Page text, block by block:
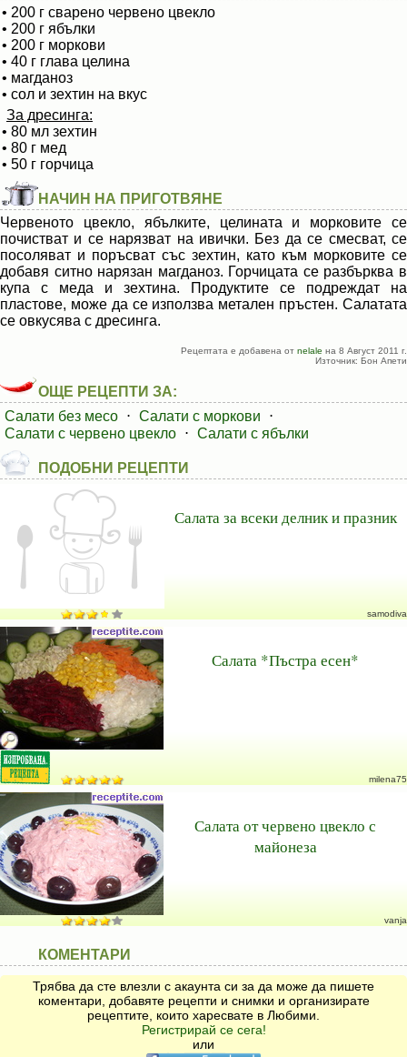
• 200 г сварено червено цвекло
• 200 г ябълки
• 200 г моркови
• 40 г глава целина
• магданоз
• сол и зехтин на вкус
За дресинга:
• 80 мл зехтин
• 80 г мед
• 50 г горчица
НАЧИН НА ПРИГОТВЯНЕ
Червеното цвекло, ябълките, целината и морковите се
почистват и се нарязват на ивички. Без да се смесват, се
посоляват и поръсват със зехтин, като към морковите се
добавя ситно нарязан магданоз. Горчицата се разбърква в
купа с меда и зехтина. Продуктите се подреждат на
пластове, може да се използва метален пръстен. Салатата
се овкусява с дресинга.
Рецептата е добавена от nelale на 8 Август 2011 г.
Източник: Бон Апети
ОЩЕ РЕЦЕПТИ ЗА:
Салати без месо ⋅ Салати с моркови
⋅
Салати с червено цвекло ⋅ Салати с ябълки
ПОДОБНИ РЕЦЕПТИ
Салата за всеки делник и празник
samodiva
Салата *Пъстра есен*
milena75
Салата от червено цвекло с
майонеза
vanja
КОМЕНТАРИ
Трябва да сте влезли с акаунта си за да може да пишете
коментари, добавяте рецепти и снимки и организирате
рецептите, които харесвате в Любими.
Регистрирай се сега!
или